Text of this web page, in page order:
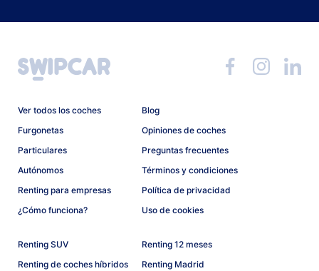
Ver todos los coches
Furgonetas
Particulares
Autónomos
Renting para empresas
¿Cómo funciona?
Blog
Opiniones de coches
Preguntas frecuentes
Términos y condiciones
Política de privacidad
Uso de cookies
Renting SUV
Renting de coches híbridos
Renting 12 meses
Renting Madrid